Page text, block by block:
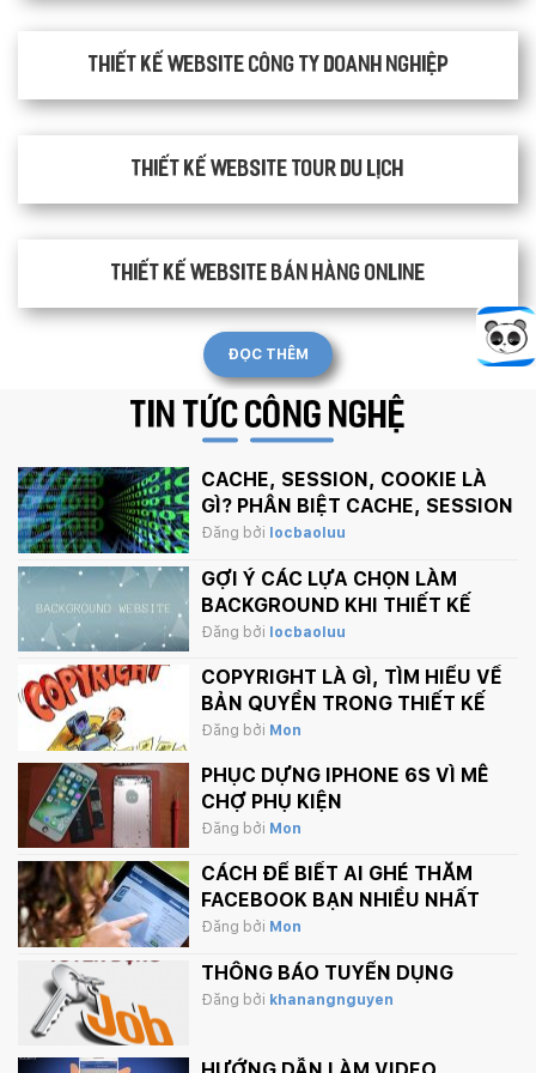
Thiết kế website công ty doanh nghiệp
Thiết kế website tour du lịch
Thiết kế website bán hàng Online
ĐỌC THÊM
TIN TỨCCÔNG NGHỆ
CACHE, SESSION, COOKIE LÀ
GÌ? PHÂN BIỆT CACHE, SESSION
VÀ COOKIE
Đăng bởi locbaoluu
GỢI Ý CÁC LỰA CHỌN LÀM
BACKGROUND KHI THIẾT KẾ
WEBSITE
Đăng bởi locbaoluu
COPYRIGHT LÀ GÌ, TÌM HIỂU VỀ
BẢN QUYỀN TRONG THIẾT KẾ
Đăng bởi Mon
PHỤC DỰNG IPHONE 6S VÌ MÊ
CHỢ PHỤ KIỆN
Đăng bởi Mon
CÁCH ĐỂ BIẾT AI GHÉ THĂM
FACEBOOK BẠN NHIỀU NHẤT
Đăng bởi Mon
THÔNG BÁO TUYỂN DỤNG
Đăng bởi khanangnguyen